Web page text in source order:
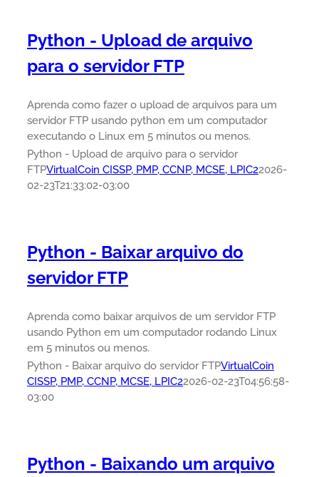
Python - Upload de arquivo
para o servidor FTP
Aprenda como fazer o upload de arquivos para um
servidor FTP usando python em um computador
executando o Linux em 5 minutos ou menos.
Python - Upload de arquivo para o servidor
FTPVirtualCoin CISSP, PMP, CCNP, MCSE, LPIC22026-
02-23T21:33:02-03:00
Python - Baixar arquivo do
servidor FTP
Aprenda como baixar arquivos de um servidor FTP
usando Python em um computador rodando Linux
em 5 minutos ou menos.
Python - Baixar arquivo do servidor FTPVirtualCoin
CISSP, PMP, CCNP, MCSE, LPIC22026-02-23T04:56:58-
03:00
Python - Baixando um arquivo